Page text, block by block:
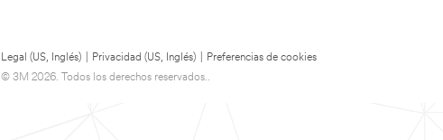
Legal (US, Inglés) Privacidad (US, Inglés)
Preferencias de cookies
© 3M 2026. Todos los derechos reservados..